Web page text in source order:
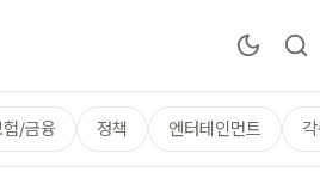
험/금융 정책 엔터테인먼트